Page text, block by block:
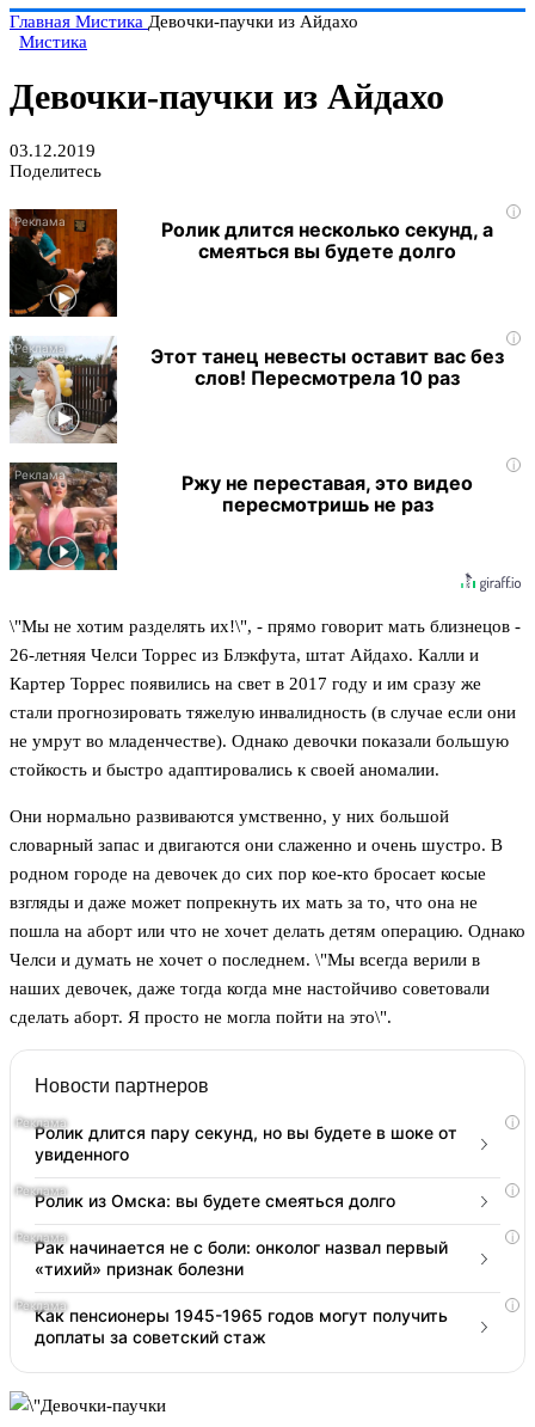
Главная Мистика Девочки-паучки из Айдахо
Мистика
Девочки-паучки из Айдахо
03.12.2019
Поделитесь
i
Ролик длится несколько секунд, а
смеяться вы будете долго
i
Этот танец невесты оставит вас без
слов! Пересмотрела 10 раз
i
Ржу не переставая, это видео
пересмотришь не раз
\"Мы не хотим разделять их!\", - прямо говорит мать близнецов -
26-летняя Челси Торрес из Блэкфута, штат Айдахо. Калли и
Картер Торрес появились на свет в 2017 году и им сразу же
стали прогнозировать тяжелую инвалидность (в случае если они
не умрут во младенчестве). Однако девочки показали большую
стойкость и быстро адаптировались к своей аномалии.
Они нормально развиваются умственно, у них большой
словарный запас и двигаются они слаженно и очень шустро. В
родном городе на девочек до сих пор кое-кто бросает косые
взгляды и даже может попрекнуть их мать за то, что она не
пошла на аборт или что не хочет делать детям операцию. Однако
Челси и думать не хочет о последнем. \"Мы всегда верили в
наших девочек, даже тогда когда мне настойчиво советовали
сделать аборт. Я просто не могла пойти на это\".
Новости партнеров
i
Ролик длится пару секунд, но вы будете в шоке от
увиденного
i
Ролик из Омска: вы будете смеяться долго
i
Рак начинается не с боли: онколог назвал первый
«тихий» признак болезни
i
Как пенсионеры 1945-1965 годов могут получить
доплаты за советский стаж